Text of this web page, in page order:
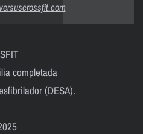
completada
(DESA).